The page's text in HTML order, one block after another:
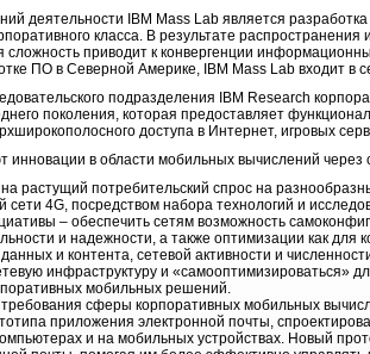
деятельности IBM Mass Lab является
класса. В результате
приводит к конвергенции
ПО в Северной Америке, IBM Mass Lab входит в
подразделения IBM Research
поколения, которая предоставляет
доступа в Интернет, игровых
инновации в области мобильных вычислений
на растущий потребительский спрос на
сети 4G, посредством набора технологий и
– обеспечить сетям возможность
и надежности, а также оптимизации как для
и контента, сетевой активности и
инфраструктуру и
мобильных решений.
сферы корпоративных мобильных
приложения электронной почты,
и на мобильных устройствах. Новый